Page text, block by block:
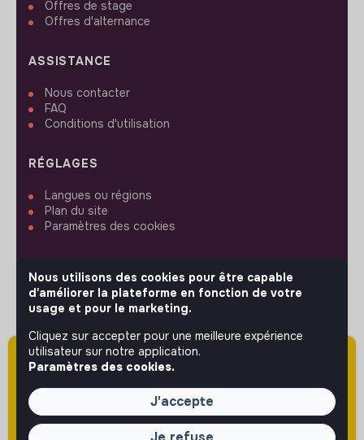
Attention cette annonce a été publiée il y a
plus de 60 jours (le 30/04/2026) et est sans
doute expirée ou non mise à jour.
Offres de stage
Offres d'alternance
ASSISTANCE
Nous contacter
FAQ
Conditions d'utilisation
RÉGLAGES
Langues ou régions
Plan du site
Paramètres des cookies
SUIVEZ-NOUS
© 2026 jobs that makesense.
Nous utilisons des cookies pour être capable
d'améliorer la plateforme en fonction de votre
usage et pour le marketing.
Cliquez sur accepter pour une meilleure expérience
utilisateur sur notre application.
Paramètres des cookies.
J'accepte